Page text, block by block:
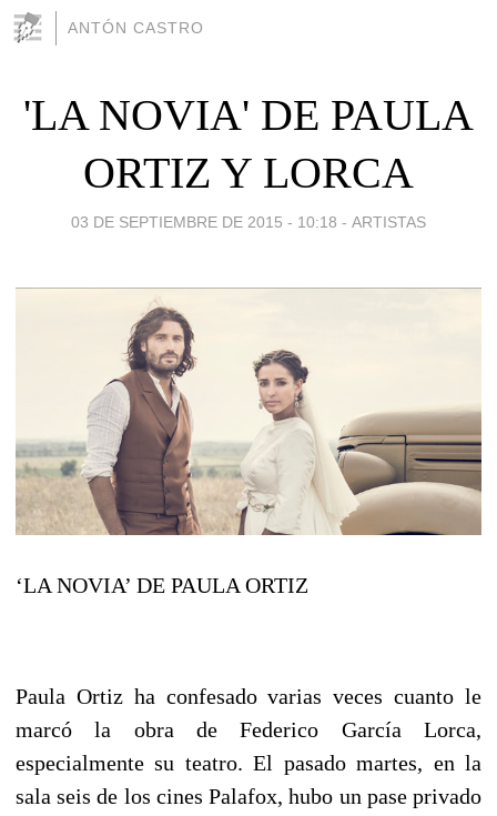
ANTÓN CASTRO
'LA NOVIA' DE PAULA
ORTIZ Y LORCA
03 DE SEPTIEMBRE DE 2015 - 10:18 - ARTISTAS
‘LA NOVIA’ DE PAULA ORTIZ
Paula Ortiz ha confesado varias veces cuanto le
marcó la obra de Federico GarcíaLorca,
especialmente su teatro. El pasado martes, en la
sala seis de los cines Palafox, hubo un pase privado